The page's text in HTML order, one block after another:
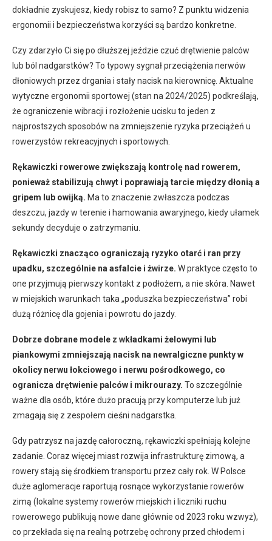
dokładnie zyskujesz, kiedy robisz to samo? Z punktu widzenia
ergonomii i bezpieczeństwa korzyści są bardzo konkretne.
Czy zdarzyło Ci się po dłuższej jeździe czuć drętwienie palców
lub ból nadgarstków? To typowy sygnał przeciążenia nerwów
dłoniowych przez drgania i stały nacisk na kierownicę. Aktualne
wytyczne ergonomii sportowej (stan na 2024/2025) podkreślają,
że ograniczenie wibracji i rozłożenie ucisku to jeden z
najprostszych sposobów na zmniejszenie ryzyka przeciążeń u
rowerzystów rekreacyjnych i sportowych.
Rękawiczki rowerowe zwiększają kontrolę nad rowerem,
ponieważ stabilizują chwyt i poprawiają tarcie między dłonią a
gripem lub owijką. Ma to znaczenie zwłaszcza podczas
deszczu, jazdy w terenie i hamowania awaryjnego, kiedy ułamek
sekundy decyduje o zatrzymaniu.
Rękawiczki znacząco ograniczają ryzyko otarć i ran przy
upadku, szczególnie na asfalcie i żwirze. W praktyce często to
one przyjmują pierwszy kontakt z podłożem, a nie skóra. Nawet
w miejskich warunkach taka „poduszka bezpieczeństwa” robi
dużą różnicę dla gojenia i powrotu do jazdy.
Dobrze dobrane modele z wkładkami żelowymi lub
piankowymi zmniejszają nacisk na newralgiczne punkty w
okolicy nerwu łokciowego i nerwu pośrodkowego, co
ogranicza drętwienie palców i mikrourazy. To szczególnie
ważne dla osób, które dużo pracują przy komputerze lub już
zmagają się z zespołem cieśni nadgarstka.
Gdy patrzysz na jazdę całoroczną, rękawiczki spełniają kolejne
zadanie. Coraz więcej miast rozwija infrastrukturę zimową, a
rowery stają się środkiem transportu przez cały rok. W Polsce
duże aglomeracje raportują rosnące wykorzystanie rowerów
zimą (lokalne systemy rowerów miejskich i liczniki ruchu
rowerowego publikują nowe dane głównie od 2023 roku wzwyż),
co przekłada się na realną potrzebę ochrony przed chłodem i